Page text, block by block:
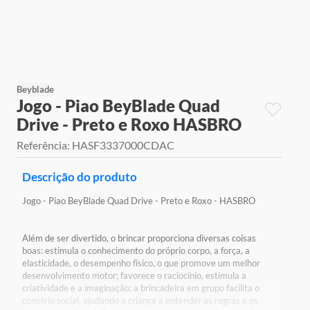
Beyblade
Jogo - Piao BeyBlade Quad
Drive - Preto e Roxo HASBRO
Referência: HASF3337000CDAC
Descrição do produto
Jogo - Piao BeyBlade Quad Drive - Preto e Roxo - HASBRO
Além de ser divertido, o brincar proporciona diversas coisas
boas: estimula o conhecimento do próprio corpo, a força, a
elasticidade, o desempenho físico, o que promove um melhor
desenvolvimento motor; favorece o raciocínio, estimula a
criatividade e a imaginação; a brincadeira em grupo facilita o
convívio social, ajudando a criança a entender as regras e os